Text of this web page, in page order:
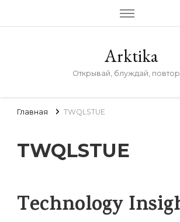
Arktika
Открывай, блуждай,
Главная TWQLSTUE
TWQLSTUE
Technology